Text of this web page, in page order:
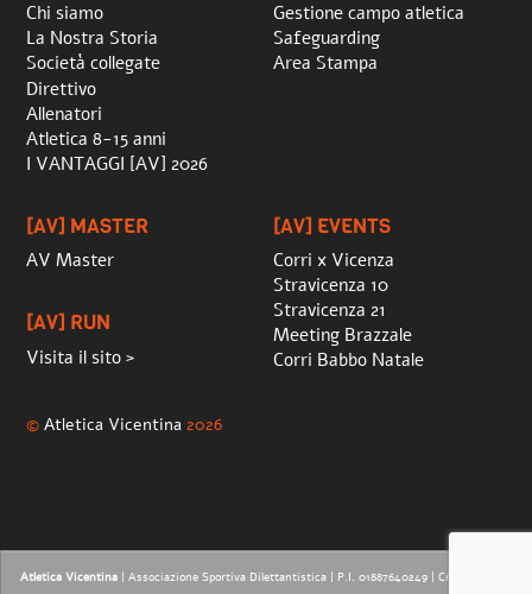
Chi siamo
La Nostra Storia
Società collegate
Direttivo
Allenatori
Atletica 8-15 anni
I VANTAGGI [AV] 2026
Gestione campo atletica
Safeguarding
Area Stampa
[AV] MASTER
AV Master
[AV] RUN
Visita il sito >
[AV] EVENTS
Corri x Vicenza
Stravicenza 10
Stravicenza 21
Meeting Brazzale
Corri Babbo Natale
©Atletica Vicentina 2026
Atletica Vicentina | Associazione Sportiva Dilettantistica | P.I. 01887640249 | Credits